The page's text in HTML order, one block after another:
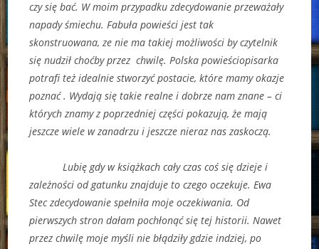
czy się bać. W moim przypadku zdecydowanie przeważały
napady śmiechu. Fabuła powieści jest tak
skonstruowana, ze nie ma takiej możliwości by czytelnik
się nudził choćby przez chwilę. Polska powieściopisarka
potrafi też idealnie stworzyć postacie, które mamy okazje
poznać . Wydają się takie realne i dobrze nam znane – ci
których znamy z poprzedniej części pokazują, że mają
jeszcze wiele w zanadrzu i jeszcze nieraz nas zaskoczą.
Lubię gdy w książkach cały czas coś się dzieje i
zależności od gatunku znajduje to czego oczekuje. Ewa
Stec zdecydowanie spełniła moje oczekiwania. Od
pierwszych stron dałam pochłonąć się tej historii. Nawet
przez chwilę moje myśli nie błądziły gdzie indziej, po